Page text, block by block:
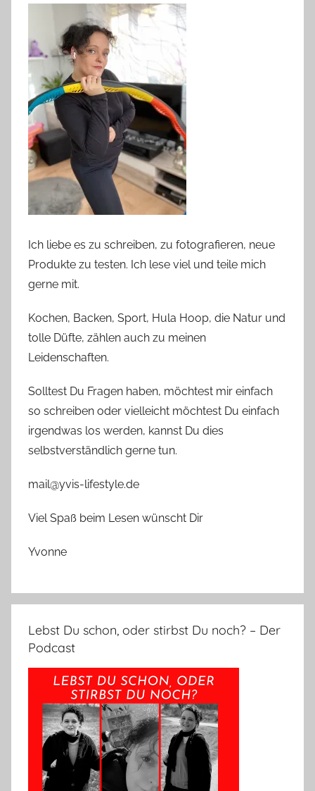
Ich liebe es zu schreiben, zu fotografieren, neue
Produkte zu testen. Ich lese viel und teile mich
gerne mit.
Kochen, Backen, Sport, Hula Hoop, die Natur und
tolle Düfte, zählen auch zu meinen
Leidenschaften.
Solltest Du Fragen haben, möchtest mir einfach
so schreiben oder vielleicht möchtest Du einfach
irgendwas los werden, kannst Du dies
selbstverständlich gerne tun.
mail@yvis-lifestyle.de
Viel Spaß beim Lesen wünscht Dir
Yvonne
Lebst Du schon, oder stirbst Du noch? – Der
Podcast